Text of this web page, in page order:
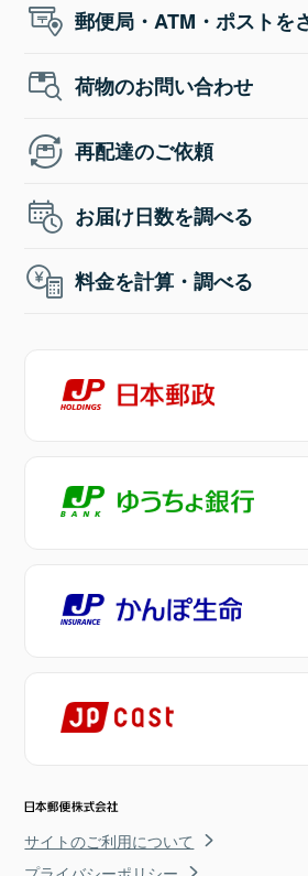
郵便局・ATM・ポストを
荷物のお問い合わせ
再配達のご依頼
お届け日数を調べる
料金を計算・調べる
サイトのご利用について